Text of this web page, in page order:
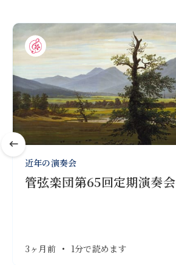
近年の演奏会
管弦楽団第65回定期演奏会
3ヶ月前 • 1分で読めます